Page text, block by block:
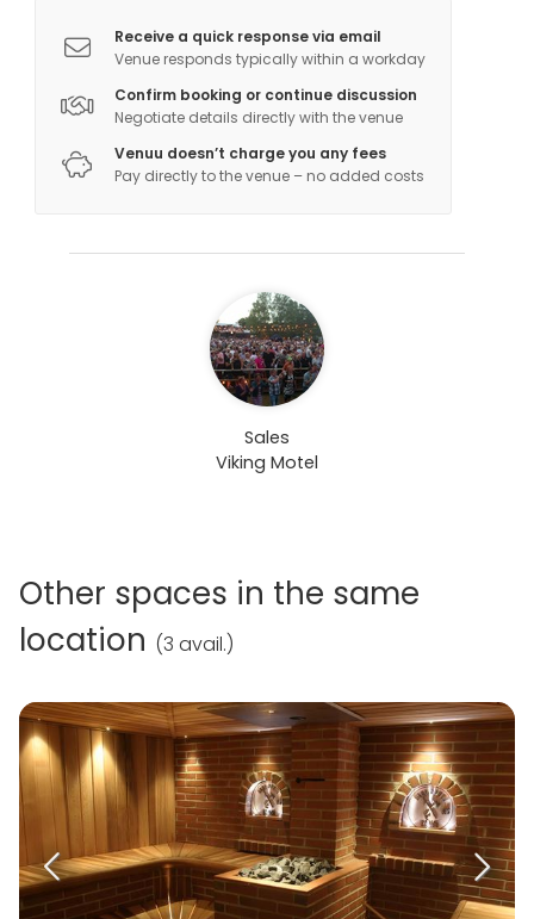
Receive a quick response via email
Venue responds typically within a workday
Confirm booking or continue discussion
Negotiate details directly with the venue
Venuu doesn’t charge you any fees
Pay directly to the venue – no added costs
Sales
Viking Motel
Other spaces in the same
location (3 avail.)